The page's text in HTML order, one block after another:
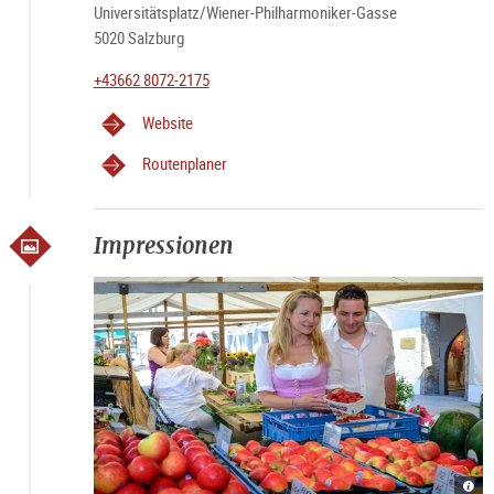
Universitätsplatz/Wiener-Philharmoniker-Gasse
5020 Salzburg
+43662 8072-2175
Website
Routenplaner
Impressionen